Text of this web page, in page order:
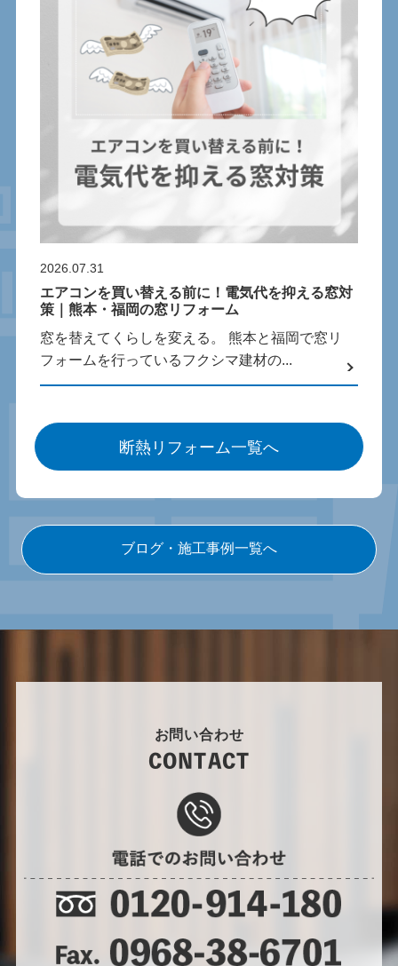
2026.07.31
エアコンを買い替える前に！電気代を抑える窓対
策｜熊本・福岡の窓リフォーム
窓を替えてくらしを変える。 熊本と福岡で窓リ
フォームを行っているフクシマ建材の...
断熱リフォーム一覧へ
ブログ・施工事例一覧へ
お問い合わせ
CONTACT